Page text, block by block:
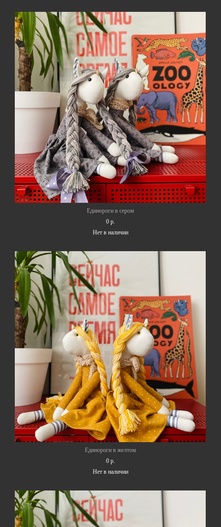
Единороги в сером
0 p.
Нет в наличии
Единороги в желтом
0 p.
Нет в наличии